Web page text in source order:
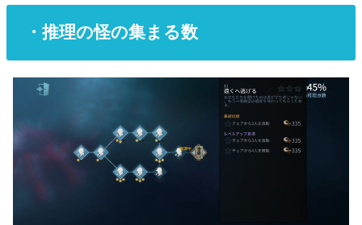
・推理の怪の集まる数